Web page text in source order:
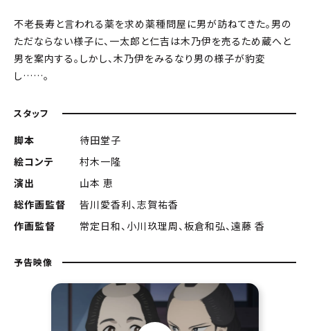
不老長寿と言われる薬を求め薬種問屋に男が訪ねてきた。男の
ただならない様子に、一太郎と仁吉は木乃伊を売るため蔵へと
男を案内する。しかし、木乃伊をみるなり男の様子が豹変
し……。
スタッフ
脚本
待田堂子
絵コンテ
村木一隆
演出
山本 恵
総作画監督
皆川愛香利、志賀祐香
作画監督
常定日和、小川玖理周、板倉和弘、遠藤 香
予告映像